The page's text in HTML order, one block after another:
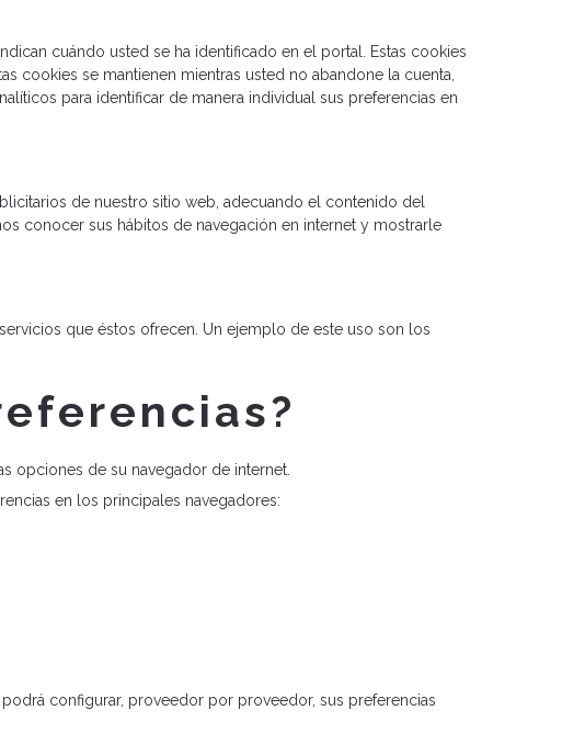
cuándo usted se ha identificado en el portal. Estas cookies
cookies se mantienen mientras usted no abandone la cuenta,
para identificar de manera individual sus preferencias en
de nuestro sitio web, adecuando el contenido del
conocer sus hábitos de navegación en internet y mostrarle
que éstos ofrecen. Un ejemplo de este uso son los
opciones de su navegador de internet.
en los principales navegadores:
configurar, proveedor por proveedor, sus preferencias